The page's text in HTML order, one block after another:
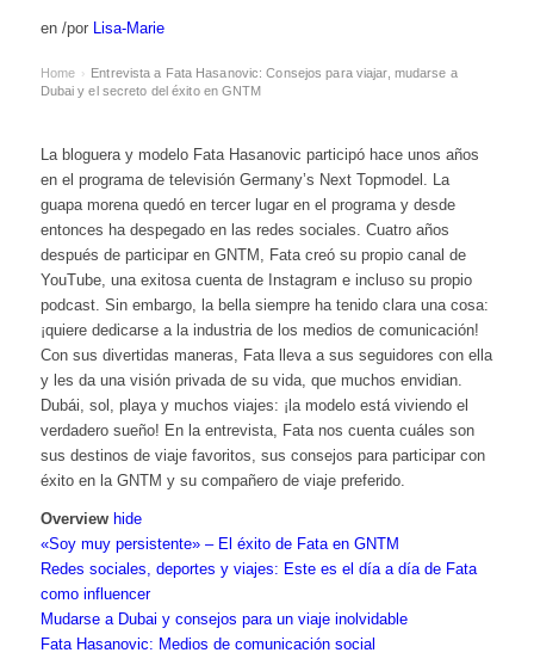
en /por Lisa-Marie
Home › Entrevista a Fata Hasanovic: Consejos para viajar, mudarse a
Dubai y el secreto del éxito en GNTM
La bloguera y modelo Fata Hasanovic participó hace unos años
en el programa de televisión Germany’s Next Topmodel. La
guapa morena quedó en tercer lugar en el programa y desde
entonces ha despegado en las redes sociales. Cuatro años
después de participar en GNTM, Fata creó su propio canal de
YouTube, una exitosa cuenta de Instagram e incluso su propio
podcast. Sin embargo, la bella siempre ha tenido clara una cosa:
¡quiere dedicarse a la industria de los medios de comunicación!
Con sus divertidas maneras, Fata lleva a sus seguidores con ella
y les da una visión privada de su vida, que muchos envidian.
Dubái, sol, playa y muchos viajes: ¡la modelo está viviendo el
verdadero sueño! En la entrevista, Fata nos cuenta cuáles son
sus destinos de viaje favoritos, sus consejos para participar con
éxito en la GNTM y su compañero de viaje preferido.
Overview hide
«Soy muy persistente» – El éxito de Fata en GNTM
Redes sociales, deportes y viajes: Este es el día a día de Fata
como influencer
Mudarse a Dubai y consejos para un viaje inolvidable
Fata Hasanovic: Medios de comunicación social